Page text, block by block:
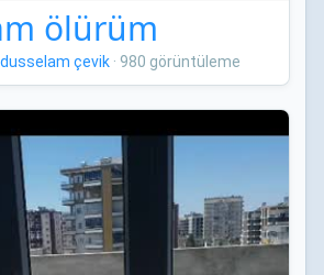
ölürüm
çevik· 980 görüntüleme